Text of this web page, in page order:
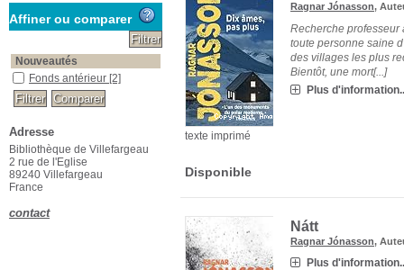
texte imprimé
Ragnar Jónasson,
Recherche professeur
toute personne saine
des villages les plus
Bientôt, une mort[...]
Plus
Disponible
Nátt
Ragnar Jónasson,
Plus
Affiner ou comparer
Nouveautés
Fonds antérieur [2]
Adresse
Bibliothèque de Villefargeau
2 rue de l'Eglise
89240 Villefargeau
France
contact